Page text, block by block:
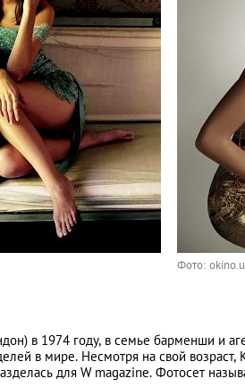
Фото:
в 1974 году, в семье барменши и
в мире. Несмотря на свой возраст,
для W magazine. Фотосет